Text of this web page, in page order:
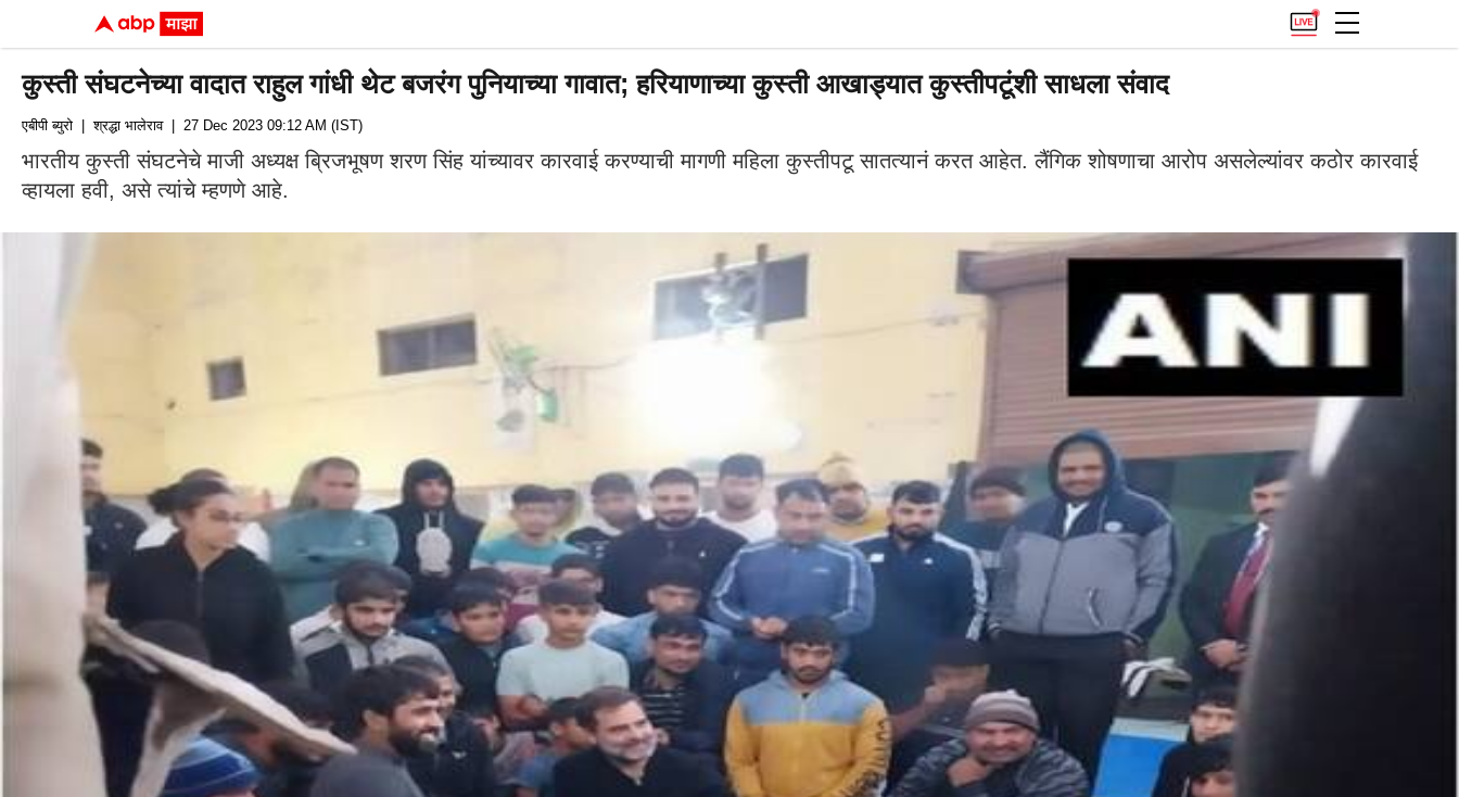
कुस्ती संघटनेच्या वादात राहुल गांधी थेट बजरंग पुनियाच्या गावात; हरियाणाच्या कुस्ती आखाड्यात कुस्तीपटूंशी साधला संवाद
एबीपी ब्युरो | श्रद्धा भालेराव| 27 Dec 2023 09:12 AM (IST)
भारतीय कुस्ती संघटनेचे माजी अध्यक्ष ब्रिजभूषण शरण सिंह यांच्यावर कारवाई करण्याची मागणी महिला कुस्तीपटू सातत्यानं करत आहेत. लैंगिक शोषणाचा आरोप असलेल्यांवर कठोर कारवाई
व्हायला हवी, असे त्यांचे म्हणणे आहे.